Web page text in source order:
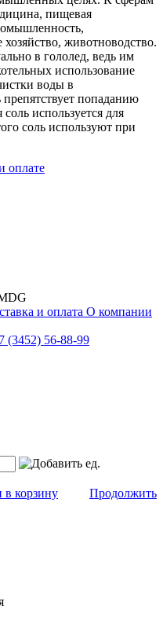
пищевая
животноводство.
в гололед, ведь им
использование
воды в
попаданию
используется для
соль используют при
оплате
и оплата О компании
(3452) 56-88-99
ед.
в корзину
Продолжить